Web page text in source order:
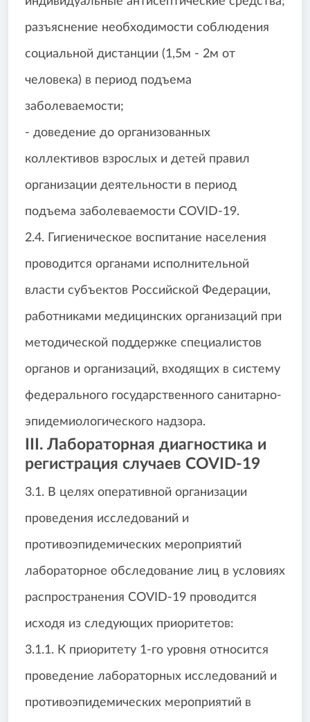
разъяснение необходимости соблюдения
социальной дистанции (1,5м - 2м от
человека) в период подъема
заболеваемости;
- доведение до организованных
коллективов взрослых и детей правил
организации деятельности в период
подъема заболеваемости COVID-19.
2.4. Гигиеническое воспитание населения
проводится органами исполнительной
власти субъектов Российской Федерации,
работниками медицинских организаций при
методической поддержке специалистов
органов и организаций, входящих в систему
федерального государственного санитарно-
эпидемиологического надзора.
III. Лабораторная диагностика и
регистрация случаев COVID-19
3.1. В целях оперативной организации
проведения исследований и
противоэпидемических мероприятий
лабораторное обследование лиц в условиях
распространения COVID-19 проводится
исходя из следующих приоритетов:
3.1.1. К приоритету 1-го уровня относится
проведение лабораторных исследований и
противоэпидемических мероприятий в